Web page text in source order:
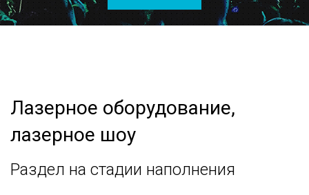
Лазерное оборудование,
лазерное шоу
Раздел на стадии наполнения